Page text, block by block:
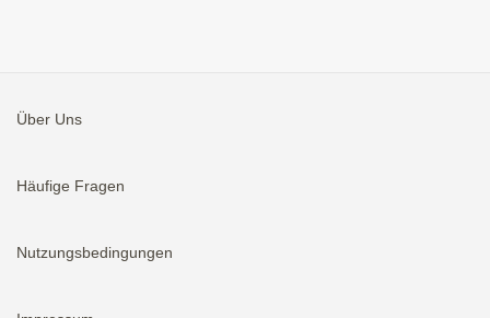
Über Uns
Häufige Fragen
Nutzungsbedingungen